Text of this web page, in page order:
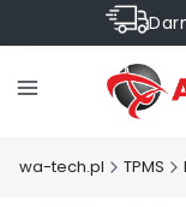
tech.pl TPMS